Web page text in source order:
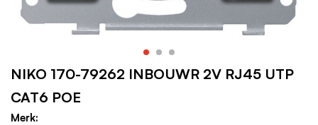
NIKO 170-79262 INBOUWR 2V RJ45 UTP
CAT6 POE
Merk: